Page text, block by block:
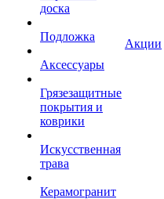
доска
Подложка
Аксессуары
Грязезащитные
покрытия и
коврики
Искусственная
трава
Керамогранит
Акции